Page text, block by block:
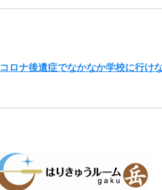
コロナ後遺症でなかなか学校に行け